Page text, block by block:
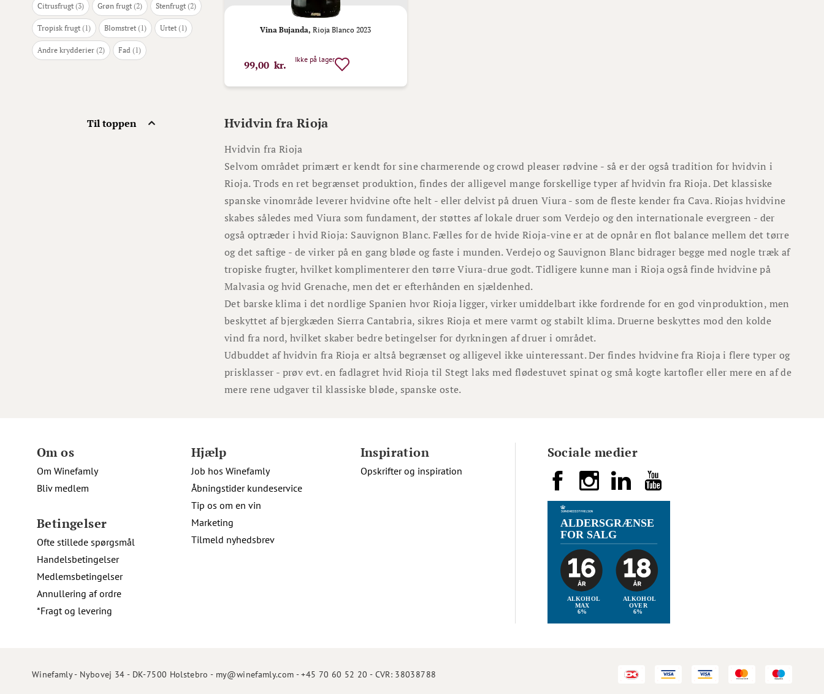
Citrusfrugt 3
varer Grøn frugt 2
varer Stenfrugt 2
varer
Tropisk frugt 1
vare Blomstret 1
vare Urtet 1
vare
Andre krydderier 2
varer Fad 1
vare
Vina Bujanda, Rioja Blanco 2023
99,00 kr. Ikke på lager
Til toppen Hvidvin fra Rioja
Hvidvin fra Rioja
Selvom området primært er kendt for sine charmerende og crowd pleaser rødvine - så er der også tradition for hvidvin i
Rioja. Trods en ret begrænset produktion, findes der alligevel mange forskellige typer af hvidvin fra Rioja. Det klassiske
spanske vinområde leverer hvidvine ofte helt - eller delvist på druen Viura - som de fleste kender fra Cava. Riojas hvidvine
skabes således med Viura som fundament, der støttes af lokale druer som Verdejo og den internationale evergreen - der
også optræder i hvid Rioja: Sauvignon Blanc. Fælles for de hvide Rioja-vine er at de opnår en flot balance mellem det tørre
og det saftige - de virker på en gang bløde og faste i munden. Verdejo og Sauvignon Blanc bidrager begge med nogle træk af
tropiske frugter, hvilket komplimenterer den tørre Viura-drue godt. Tidligere kunne man i Rioja også finde hvidvine på
Malvasia og hvid Grenache, men det er efterhånden en sjældenhed.
Det barske klima i det nordlige Spanien hvor Rioja ligger, virker umiddelbart ikke fordrende for en god vinproduktion, men
beskyttet af bjergkæden Sierra Cantabria, sikres Rioja et mere varmt og stabilt klima. Druerne beskyttes mod den kolde
vind fra nord, hvilket skaber bedre betingelser for dyrkningen af druer i området.
Udbuddet af hvidvin fra Rioja er altså begrænset og alligevel ikke uinteressant. Der findes hvidvine fra Rioja i flere typer og
prisklasser - prøv evt. en fadlagret hvid Rioja til Stegt laks med flødestuvet spinat og små kogte kartofler eller mere en af de
mere rene udgaver til klassiske bløde, spanske oste.
Om os
Om Winefamly
Bliv medlem
Betingelser
Ofte stillede spørgsmål
Handelsbetingelser
Medlemsbetingelser
Annullering af ordre
*Fragt og levering
Hjælp
Job hos Winefamly
Åbningstider kundeservice
Tip os om en vin
Marketing
Tilmeld nyhedsbrev
Inspiration
Opskrifter og inspiration
Sociale medier
Winefamly - Nybovej 34 - DK-7500 Holstebro - my@winefamly.com - +45 70 60 52 20 - CVR: 38038788